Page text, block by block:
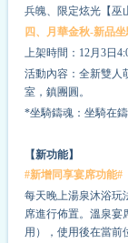
兵魄、限定炫光【巫
四、月華金秋-新品
上架時間：12月3日
活動內容：全新雙人
室，鎮團圓。
*坐騎鑄魂：坐騎在
【新功能】
#新增同享宴席功能#
每天晚上湯泉沐浴玩
席進行佈置。溫泉宴
用），使用後在當前